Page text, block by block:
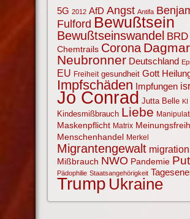
5G 2012 AfD Angst Antifa
Fulford Bewußtsein
Bewußtseinswandel BRD
Chemtrails Corona Dagmar
Neubronner Deutschland
EU Freiheit gesundheit Gott
Impfschäden Impfungen
Jo Conrad Jutta Belle KI
Kindesmißbrauch Liebe
Maskenpflicht Matrix
Menschenhandel Merkel
Migrantengewalt migration
Mißbrauch NWO Pandemie
Pädophilie Staatsangehörigkeit
Trump Ukraine